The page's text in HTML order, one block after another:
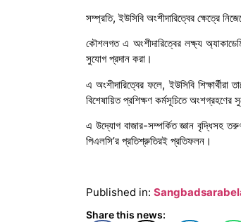
সম্প্রতি, ইউসিবি অংশীদারিত্বের ক্ষেত্রে
কৌশলগত এ অংশীদারিত্বের লক্ষ্য
সুযোগ প্রদান করা।
এ অংশীদারিত্বের ফলে, ইউসিবি শিক্ষার্থীরা
বিশেষায়িত প্রশিক্ষণ কর্মসূচিতে অংশগ্রহণের
এ উদ্যোগ বাজার-সম্পর্কিত জ্ঞান বৃদ্ধিসহ
পিএলসি’র প্রতিশ্রুতিরই প্রতিফলন।
Published in:
Share this news: